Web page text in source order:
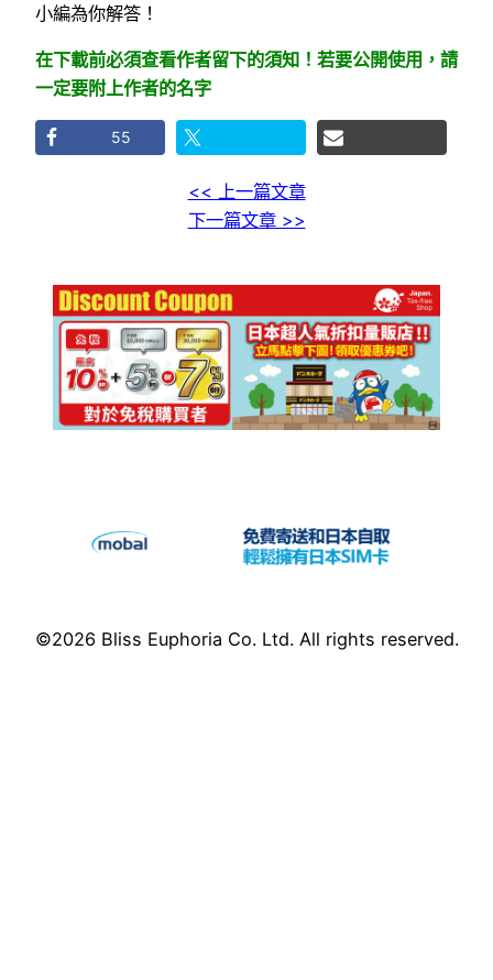
小編為你解答！
在下載前必須查看作者留下的須知！若要公開使用，請
一定要附上作者的名字
55
<< 上一篇文章
下一篇文章 >>
©2026 Bliss Euphoria Co. Ltd. All rights reserved.